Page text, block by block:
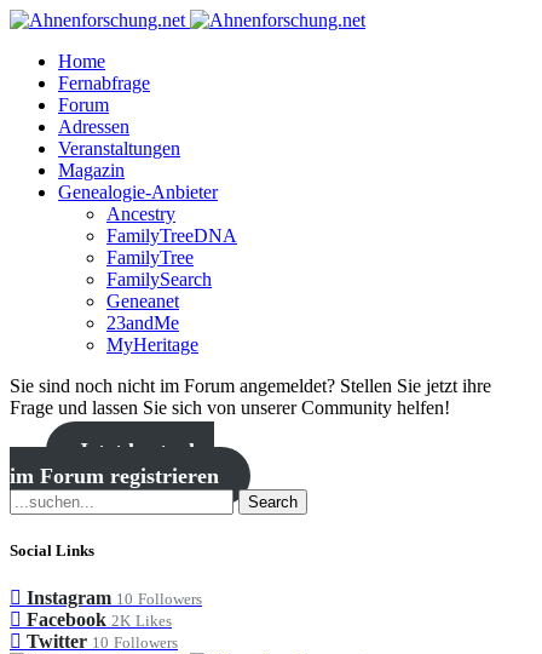
Home
Fernabfrage
Forum
Adressen
Veranstaltungen
Magazin
Genealogie-Anbieter
Ancestry
FamilyTreeDNA
FamilyTree
FamilySearch
Geneanet
23andMe
MyHeritage
Sie sind noch nicht im Forum angemeldet? Stellen Sie jetzt ihre
Frage und lassen Sie sich von unserer Community helfen!
Jetzt kostenlos
im Forum registrieren
Search
Social Links
Instagram 10 Followers
Facebook 2K Likes
Twitter 10 Followers